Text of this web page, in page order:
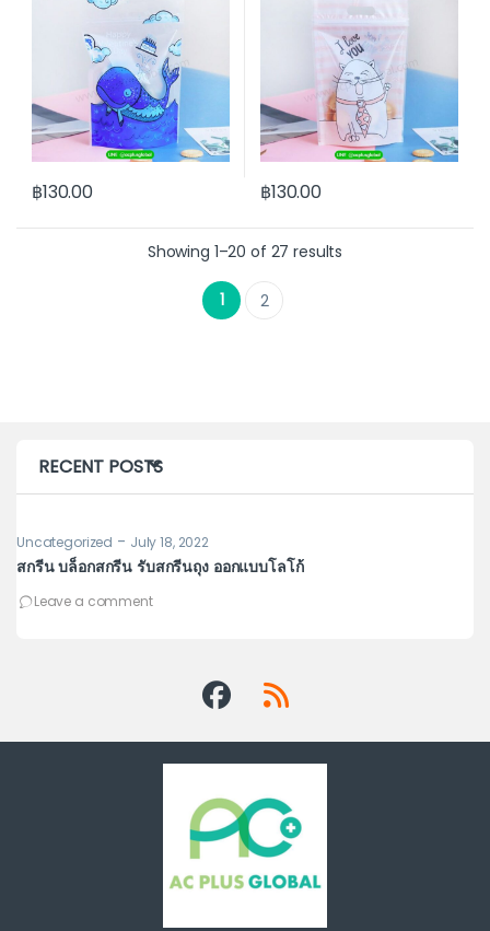
฿130.00 ฿130.00
Showing 1–20 of 27 results
1 2
RECENT POSTS
Uncategorized - July 18, 2022
สกรีน บล็อกสกรีน รับสกรีนถุง ออกแบบโลโก้
Leave a comment